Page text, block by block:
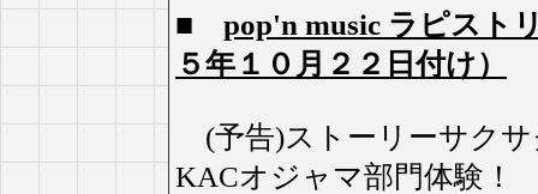
■ pop'n music ラピスト
５年１０月２２日付け）
(予告)ストーリーサクサ
KACオジャマ部門体験！